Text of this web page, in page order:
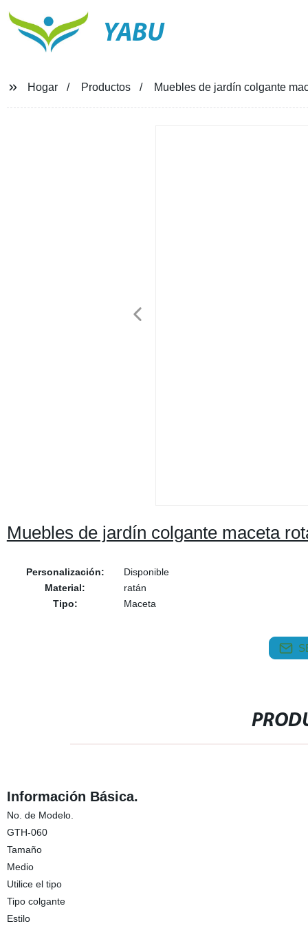
YABU
Hogar Productos Muebles de jardín colgante
Muebles de jardín colgante maceta
Personalización:
Disponible
Material:
ratán
Tipo:
Maceta
Información Básica.
No. de Modelo.
GTH-060
Tamaño
Medio
Utilice el tipo
Tipo colgante
Estilo